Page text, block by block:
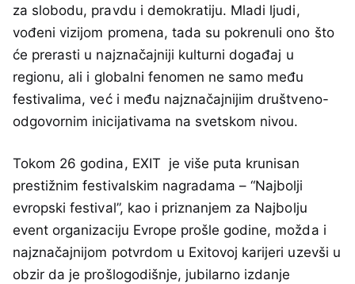
za slobodu, pravdu i demokratiju. Mladi ljudi,
vođeni vizijom promena, tada su pokrenuli ono što
će prerasti u najznačajniji kulturni događaj u
regionu, ali i globalni fenomen ne samo među
festivalima, već i među najznačajnijim društveno-
odgovornim inicijativama na svetskom nivou.
Tokom 26 godina, EXIT je više puta krunisan
prestižnim festivalskim nagradama – “Najbolji
evropski festival”, kao i priznanjem za Najbolju
event organizaciju Evrope prošle godine, možda i
najznačajnijom potvrdom u Exitovoj karijeri uzevši u
obzir da je prošlogodišnje, jubilarno izdanje